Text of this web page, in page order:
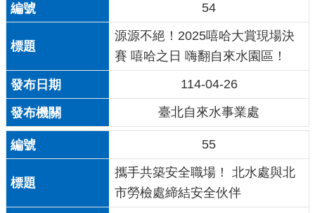
54
源源不絕！2025嘻哈大賞現場決
賽 嘻哈之日 嗨翻自來水園區！
114-04-26
臺北自來水事業處
55
攜手共築安全職場！ 北水處與北
市勞檢處締結安全伙伴